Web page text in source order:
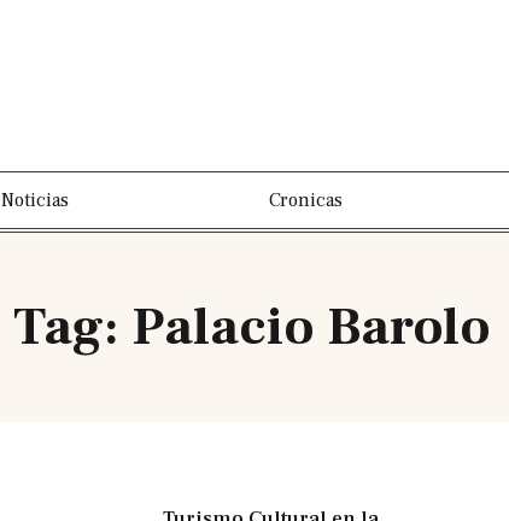
Noticias Cronicas
Tag: Palacio Barolo